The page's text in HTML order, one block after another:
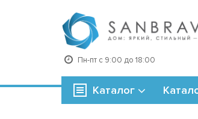
Пн-пт с 9:00 до 18:00
Каталог